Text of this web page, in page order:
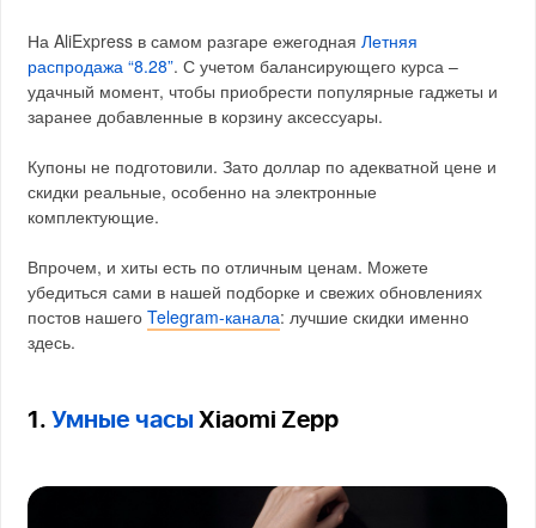
На AliExpress в самом разгаре ежегоднаяЛетняя
распродажа “8.28”. С учетом балансирующего курса –
удачный момент, чтобы приобрести популярные гаджеты и
заранее добавленные в корзину аксессуары.
Купоны не подготовили. Зато доллар по адекватной цене и
скидки реальные, особенно на электронные
комплектующие.
Впрочем, и хиты есть по отличным ценам. Можете
убедиться сами в нашей подборке и свежих обновлениях
постов нашегоTelegram-канала: лучшие скидки именно
здесь.
1.Умные часы Xiaomi Zepp